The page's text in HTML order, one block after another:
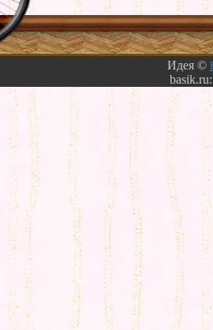
Идея ©